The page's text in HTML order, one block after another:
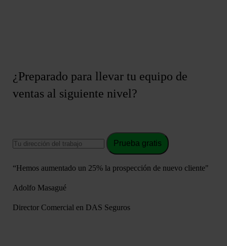
¿Preparado para llevar tu equipo de
ventas al siguiente nivel?
Prueba gratis
“Hemos aumentado un 25% la prospección de nuevo cliente"
Adolfo Masagué
Director Comercial en DAS Seguros